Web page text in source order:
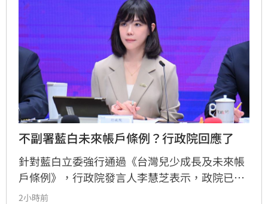
不副署藍白未來帳戶條例？行政院回應了
針對藍白立委強行通過《台灣兒少成長及未來帳
戶條例》，行政院發言人李慧芝表示，政院已收
到三讀函文，強調編列預算為行政院憲政職權，
2小時前